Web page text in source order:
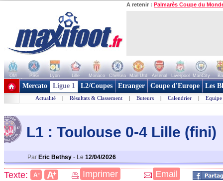
A retenir : Palmarès Coupe du
OM PSG Lyon Lille Monaco Chelsea Man Utd Arsenal Liverpool ManCity
+ de clubs
Mercato Ligue 1 L2/Coupes Etranger Coupe d'Europe Les
Actualité | Résultats & Classement | Buteurs | Calendrier | Equipe
L1 : Toulouse 0-4 Lille (fini)
Par Eric Bethsy - Le 12/04/2026
Texte: A- A+ Imprimer Email